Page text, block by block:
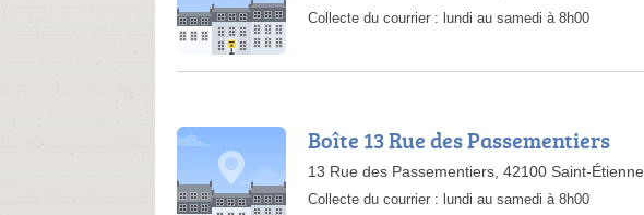
Collecte du courrier : lundi au samedi à 8h00
Boîte 13 Rue des Passementiers
13 Rue des Passementiers, 42100 Saint-Étienne
Collecte du courrier : lundi au samedi à 8h00